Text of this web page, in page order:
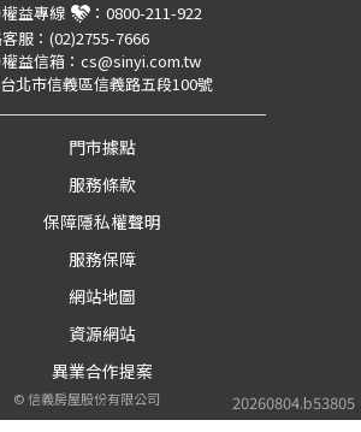
20260804.b53805
益專線 ： 0800-211-922
服： (02)2755-7666
益信箱： cs@sinyi.com.tw
北市信義區信義路五段100號
門市據點
服務條款
保障隱私權聲明
服務保障
網站地圖
資源網站
異業合作提案
©信義房屋股份有限公司